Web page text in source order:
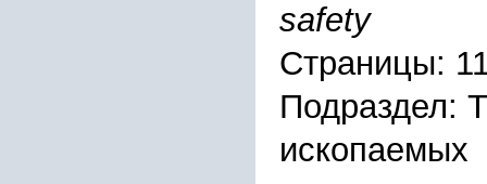
safety
Страницы:
Подраздел:
ископаемых